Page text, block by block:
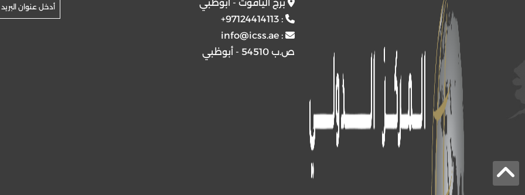
برج الياقوت - أبوظبي
:
+97124414113
:
info@icss.ae
ص.ب 54510 - أبوظبي